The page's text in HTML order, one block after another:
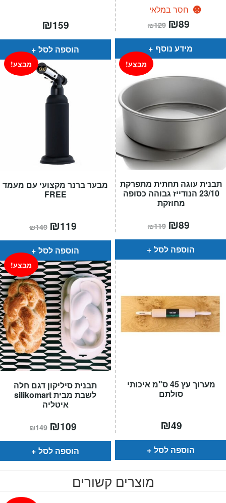
₪159
הוספה לסל
חסר במלאי
₪129 המחיר
המקורי
היה:
₪129.
₪89
הוא:
מידע נוסף
מבער ברנר מקצועי עם מעמד
FREE
מבצע!
₪149 המחיר
המקורי
היה:
₪149.
₪119
הוא:
הוספה לסל
תבנית עוגה תחתית מתפרקת
23/10 הנודייז גבוהה כסופה
מחוזקת
מבצע!
₪119 המחיר
המקורי
היה:
₪119.
₪89
הוא:
הוספה לסל
תבנית סיליקון דגם חלה
לשבת מבית silikomart
איטליה
מבצע!
₪149 המחיר
המקורי
היה:
₪149.
₪109
הוא:
הוספה לסל
מערוך עץ 45 ס"מ איכותי
סולתם
₪49
הוספה לסל
מוצרים קשורים